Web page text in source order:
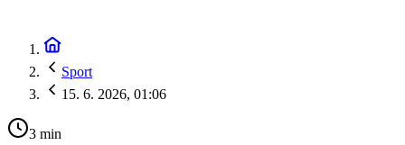
Sport
15. 6. 2026, 01:06
3 min